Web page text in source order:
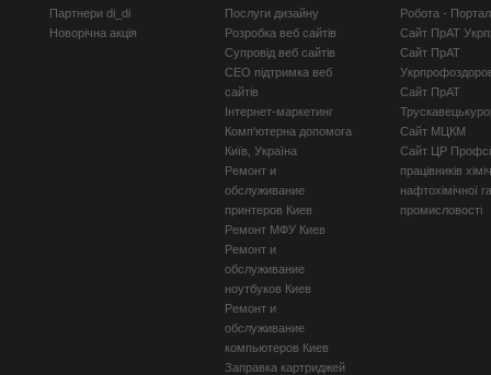
Партнери di_di
Новорічна акція
Послуги дизайну
Розробка веб сайтів
Супровід веб сайтів
СЕО підтримка веб
сайтів
Інтернет-маркетинг
Комп'ютерна допомога
Київ, Україна
Ремонт и
обслуживание
принтеров Киев
Ремонт МФУ Киев
Ремонт и
обслуживание
ноутбуков Киев
Ремонт и
обслуживание
компьютеров Киев
Заправка картриджей
Робота -
Сайт ПрАТ
Сайт ПрАТ
Сайт ПрАТ
Сайт МЦКМ
Сайт ЦР
працівників
нафтохімічної
промисловості